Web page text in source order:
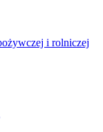
i rolniczej